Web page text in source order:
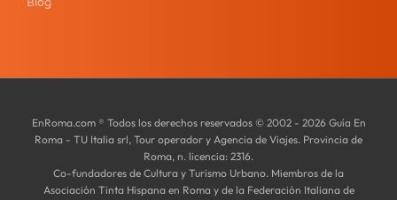
EnRoma.com ® Todos los derechos reservados © 2002 - 2026 Guía En
Roma - TU Italia srl, Tour operador y Agencia de Viajes. Provincia de
Roma, n. licencia: 2316.
Co-fundadores de Cultura y Turismo Urbano. Miembros de la
Asociación Tinta Hispana en Roma y de la Federación Italiana de